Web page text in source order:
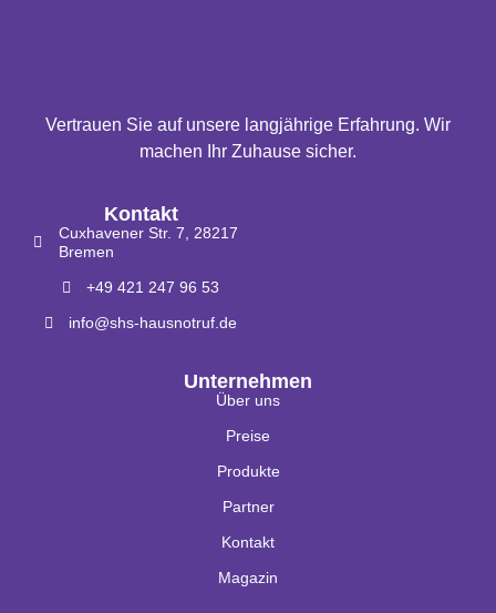
Vertrauen Sie auf unsere langjährige Erfahrung. Wir
machen Ihr Zuhause sicher.
Kontakt
Cuxhavener Str. 7, 28217
Bremen
+49 421 247 96 53
info@shs-hausnotruf.de
Unternehmen
Über uns
Preise
Produkte
Partner
Kontakt
Magazin